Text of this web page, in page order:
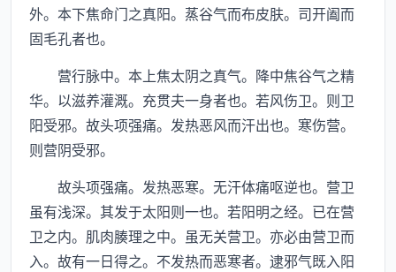
外。本下焦命门之真阳。蒸谷气而布皮肤。司开阖而
固毛孔者也。
营行脉中。本上焦太阴之真气。降中焦谷气之精
华。以滋养灌溉。充贯夫一身者也。若风伤卫。则卫
阳受邪。故头项强痛。发热恶风而汗出也。寒伤营。
则营阴受邪。
故头项强痛。发热恶寒。无汗体痛呕逆也。营卫
虽有浅深。其发于太阳则一也。若阳明之经。已在营
卫之内。肌肉腠理之中。虽无关营卫。亦必由营卫而
入。故有一日得之。不发热而恶寒者。逮邪气既入阳